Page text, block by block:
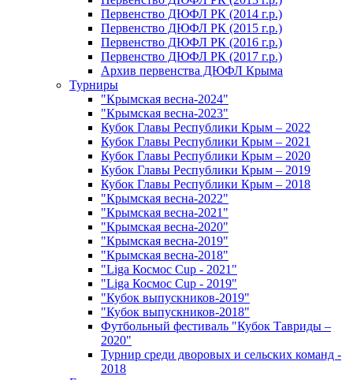
Первенство ДЮФЛ РК (2014 г.р.)
Первенство ДЮФЛ РК (2015 г.р.)
Первенство ДЮФЛ РК (2016 г.р.)
Первенство ДЮФЛ РК (2017 г.р.)
Архив первенства ДЮФЛ Крыма
Турниры
"Крымская весна-2024"
"Крымская весна-2023"
Кубок Главы Республики Крым – 2022
Кубок Главы Республики Крым – 2021
Кубок Главы Республики Крым – 2020
Кубок Главы Республики Крым – 2019
Кубок Главы Республики Крым – 2018
"Крымская весна-2022"
"Крымская весна-2021"
"Крымская весна-2020"
"Крымская весна-2019"
"Крымская весна-2018"
"Liga Космос Cup - 2021"
"Liga Космос Cup - 2019"
"Кубок выпускников-2019"
"Кубок выпускников-2018"
Футбольный фестиваль "Кубок Тавриды –
2020"
Турнир среди дворовых и сельских команд -
2018